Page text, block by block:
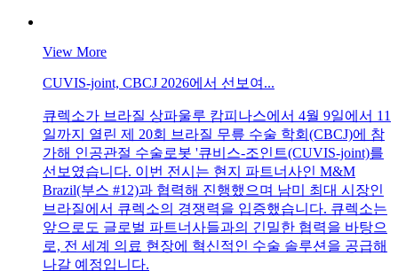
View More
CUVIS-joint, CBCJ 2026에서 선보여...
큐렉소가 브라질 상파울루 캄피나스에서 4월 9일에서 11
일까지 열린 제 20회 브라질 무릎 수술 학회(CBCJ)에 참
가해 인공관절 수술로봇 '큐비스-조인트(CUVIS-joint)를
선보였습니다. 이번 전시는 현지 파트너사인 M&M
Brazil(부스 #12)과 협력해 진행했으며 남미 최대 시장인
브라질에서 큐렉소의 경쟁력을 입증했습니다. 큐렉소는
앞으로도 글로벌 파트너사들과의 긴밀한 협력을 바탕으
로, 전 세계 의료 현장에 혁신적인 수술 솔루션을 공급해
나갈 예정입니다.